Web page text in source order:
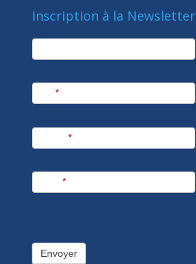
Inscription à la Newsletter
newsletter
*
*
*
Envoyer